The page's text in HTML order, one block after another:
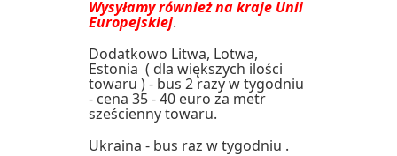
Wysyłamy również na kraje Unii
Europejskiej.
Dodatkowo Litwa, Lotwa,
Estonia ( dla większych ilości
towaru ) - bus 2 razy w tygodniu
- cena 35 - 40 euro za metr
sześcienny towaru.
Ukraina - bus raz w tygodniu .